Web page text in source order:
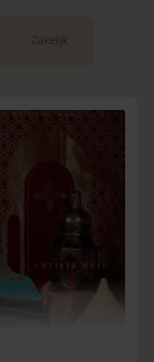
Zakelijk